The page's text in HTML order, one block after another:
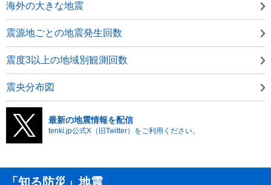
海外の大きな地震
震源地ごとの地震発生回数
震度3以上の地域別観測回数
震央分布図
最新の地震情報を配信
tenki.jp公式X（旧Twitter）をご利用ください。
「知る防災」地震